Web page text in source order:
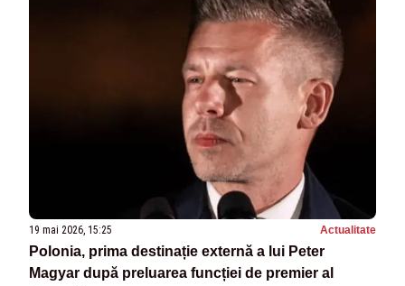
19 mai 2026, 15:25 Actualitate
Polonia, prima destinație externă a lui Peter
Magyar după preluarea funcției de premier al